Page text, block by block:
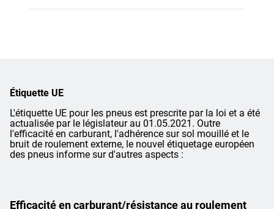
Étiquette UE
L'étiquette UE pour les pneus est prescrite par la loi et a été
actualisée par le législateur au 01.05.2021. Outre
l'efficacité en carburant, l'adhérence sur sol mouillé et le
bruit de roulement externe, le nouvel étiquetage européen
des pneus informe sur d'autres aspects :
Efficacité en carburant/résistance au roulement